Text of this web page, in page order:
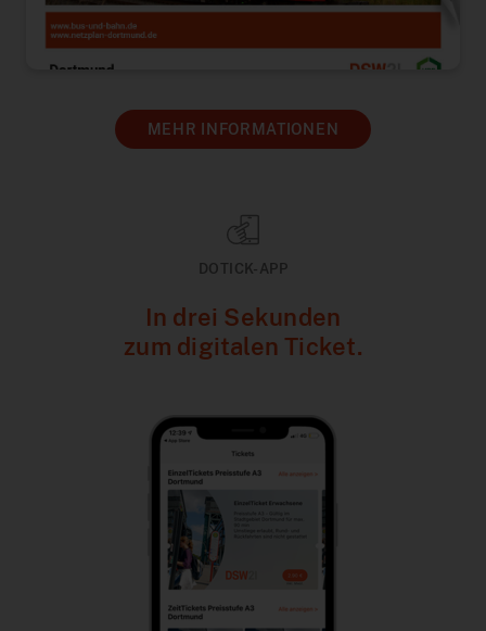
MEHR INFORMATIONEN
DOTICK-APP
In drei Sekunden
zum digitalen Ticket.